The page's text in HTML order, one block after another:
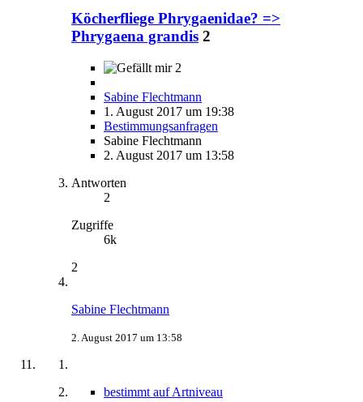
Köcherfliege Phrygaenidae? =>
Phrygaena grandis 2
2
Sabine Flechtmann
1. August 2017 um 19:38
Bestimmungsanfragen
Sabine Flechtmann
2. August 2017 um 13:58
Antworten
2
Zugriffe
6k
2
Sabine Flechtmann
2. August 2017 um 13:58
bestimmt auf Artniveau